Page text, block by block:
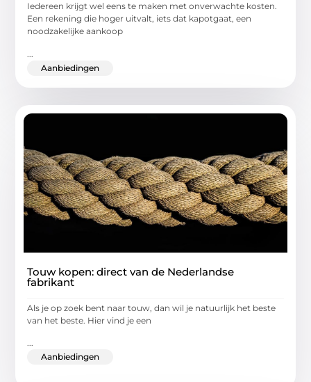
Iedereen krijgt wel eens te maken met onverwachte kosten.
Een rekening die hoger uitvalt, iets dat kapotgaat, een
noodzakelijke aankoop
Aanbiedingen
Touw kopen: direct van de Nederlandse
fabrikant
Als je op zoek bent naar touw, dan wil je natuurlijk het beste
van het beste. Hier vind je een
...
Aanbiedingen